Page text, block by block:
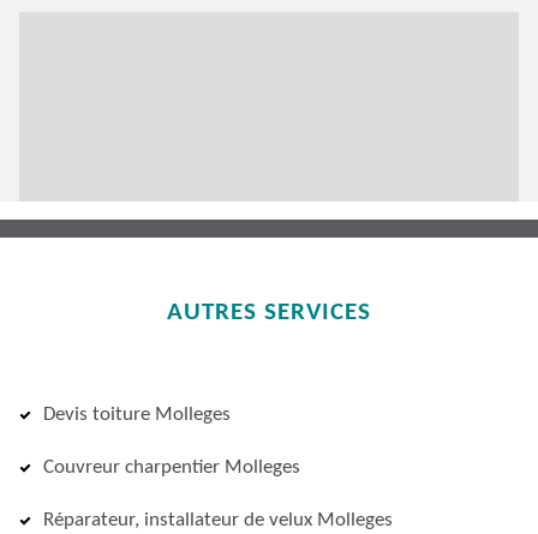
AUTRES SERVICES
Devis toiture Molleges
Couvreur charpentier Molleges
Réparateur, installateur de velux Molleges